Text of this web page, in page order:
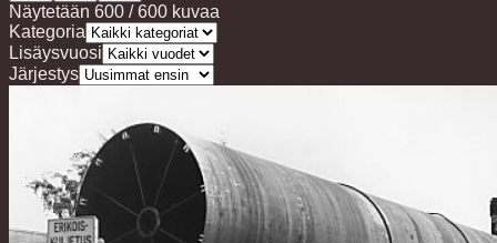
Näytetään 600 /600 kuvaa
Kategoria
Lisäysvuosi
Järjestys